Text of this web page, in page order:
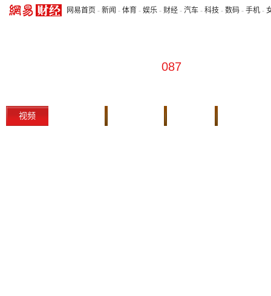
网易首页 - 新闻 - 体育 - 娱乐 - 财经 - 汽车 - 科技 - 数码 - 手机 -
087
视频